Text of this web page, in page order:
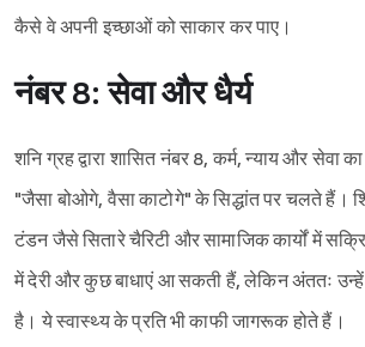
कैसे वे अपनी इच्छाओं को साकार कर पाए।
नंबर 8: सेवा और धैर्य
शनि ग्रह द्वारा शासित नंबर 8, कर्म, न्याय और सेवा
"जैसा बोओगे, वैसा काटोगे" के सिद्धांत पर चलते हैं।
टंडन जैसे सितारे चैरिटी और सामाजिक कार्यों में
में देरी और कुछ बाधाएं आ सकती हैं, लेकिन अंततः
है। ये स्वास्थ्य के प्रति भी काफी जागरूक होते हैं।